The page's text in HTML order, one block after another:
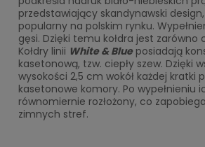
przedstawiający skandynawski
popularny na polskim rynku.
gęsi. Dzięki temu kołdra jest zarówno
Kołdry linii White & Blueposiadają
kasetonową, tzw. ciepły szew. Dzięki
wysokości 2,5 cm wokół każdej kratki
kasetonowe komory. Po wypełnieniu
równomiernie rozłożony, co
zimnych stref.